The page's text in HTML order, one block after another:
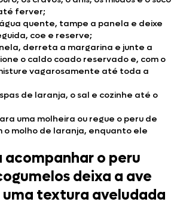
ferver;
quente, tampe a panela e deixe
coe e reserve;
derreta a margarina e junte a
o caldo coado reservado e, com o
vagarosamente até toda a
de laranja, o sal e cozinhe até o
uma molheira ou regue o peru de
o molho de laranja, enquanto ele
acompanhar o peru
deixa a ave
textura aveludada